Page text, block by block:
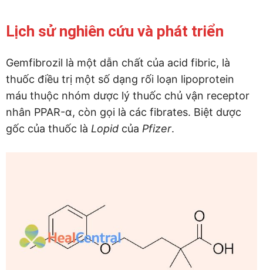
Lịch sử nghiên cứu và phát triển
Gemfibrozil là một dẫn chất của acid fibric, là
thuốc điều trị một số dạng rối loạn lipoprotein
máu thuộc nhóm dược lý thuốc chủ vận receptor
nhân PPAR-α, còn gọi là các fibrates. Biệt dược
gốc của thuốc là Lopid của Pfizer.